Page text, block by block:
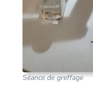
Séance de greffage